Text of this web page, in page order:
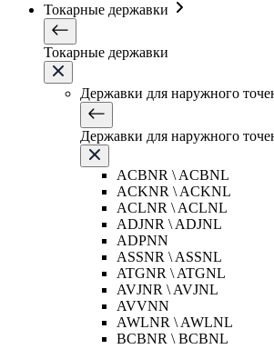
Токарные державки
Токарные державки
Державки для наружного
Державки для наружного
ACBNR \ ACBNL
ACKNR \ ACKNL
ACLNR \ ACLNL
ADJNR \ ADJNL
ADPNN
ASSNR \ ASSNL
ATGNR \ ATGNL
AVJNR \ AVJNL
AVVNN
AWLNR \ AWLNL
BCBNR \ BCBNL